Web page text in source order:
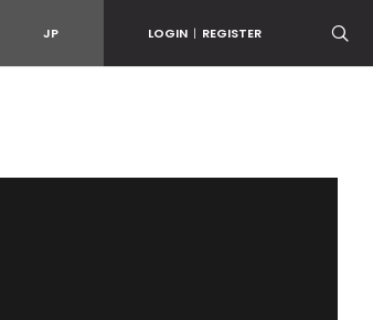
JP LOGIN | REGISTER